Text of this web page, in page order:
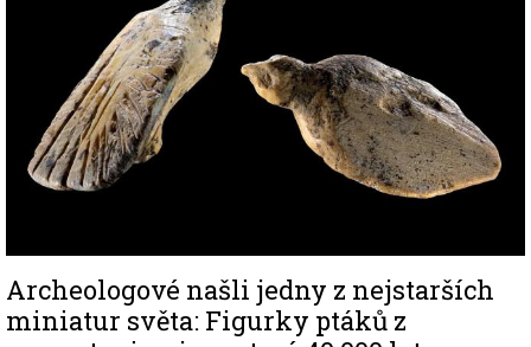
Archeologové našli jedny z nejstarších
miniatur světa: Figurky ptáků z